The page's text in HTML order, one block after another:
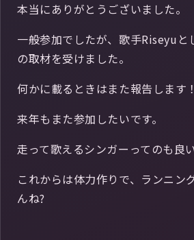
本当にありがとうございました。
一般参加でしたが、歌手Riseyuと
の取材を受けました。
何かに載るときはまた報告します！
来年もまた参加したいです。
走って歌えるシンガーってのも良
これからは体力作りで、ランニン
んね?